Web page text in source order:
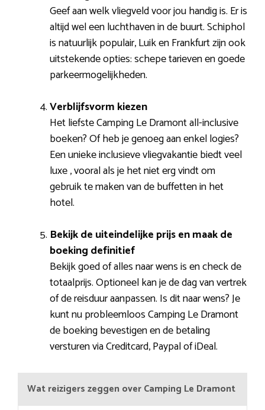
Geef aan welk vliegveld voor jou handig is. Er is
altijd wel een luchthaven in de buurt. Schiphol
is natuurlijk populair, Luik en Frankfurt zijn ook
uitstekende opties: schepe tarieven en goede
parkeermogelijkheden.
Verblijfsvorm kiezen
Het liefste Camping Le Dramont all-inclusive
boeken? Of heb je genoeg aan enkel logies?
Een unieke inclusieve vliegvakantie biedt veel
luxe , vooral als je het niet erg vindt om
gebruik te maken van de buffetten in het
hotel.
Bekijk de uiteindelijke prijs en maak de
boeking definitief
Bekijk goed of alles naar wens is en check de
totaalprijs. Optioneel kan je de dag van vertrek
of de reisduur aanpassen. Is dit naar wens? Je
kunt nu probleemloos Camping Le Dramont
de boeking bevestigen en de betaling
versturen via Creditcard, Paypal of iDeal.
Wat reizigers zeggen over Camping Le Dramont